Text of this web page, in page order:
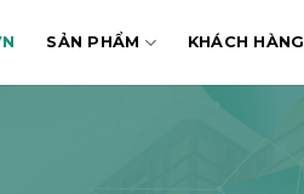
SẢN PHẨM KHÁCH HÀNG